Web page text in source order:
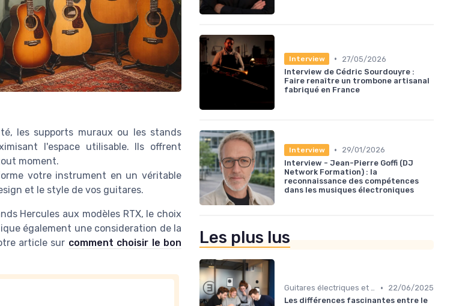
les supports muraux ou les stands
l'espace utilisable. Ils offrent
moment.
votre instrument en un véritable
et le style de vos guitares.
Hercules aux modèles RTX, le choix
également une consideration de la
article sur comment choisir le bon
Interview •
27/05/2026
Interview de Cédric Sourdouyre :
Faire renaître un trombone artisanal
fabriqué en France
Interview •
29/01/2026
Interview - Jean-Pierre Goffi (DJ
Network Formation) : la
reconnaissance des compétences
dans les musiques électroniques
Les plus lus
Guitares électriques et acoustiques •
22/06/2025
Les différences fascinantes entre le